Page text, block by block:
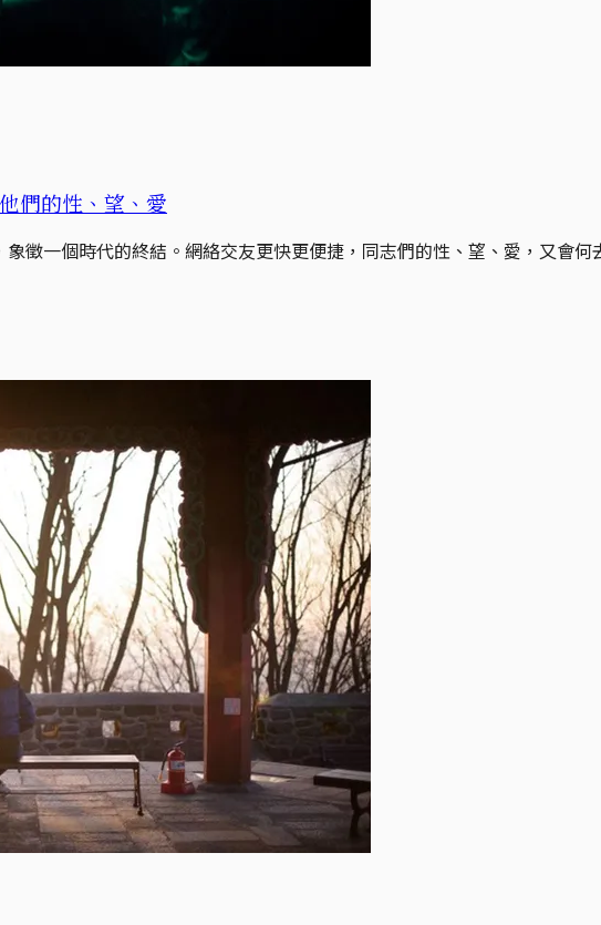
們的性、望、愛
徵一個時代的終結。網絡交友更快更便捷，同志們的性、望、愛，又會何